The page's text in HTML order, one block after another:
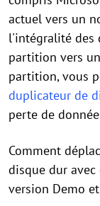
actuel vers un
l'intégralité des
partition vers
partition, vous
duplicateur de
perte de
Comment
disque dur avec
version Demo